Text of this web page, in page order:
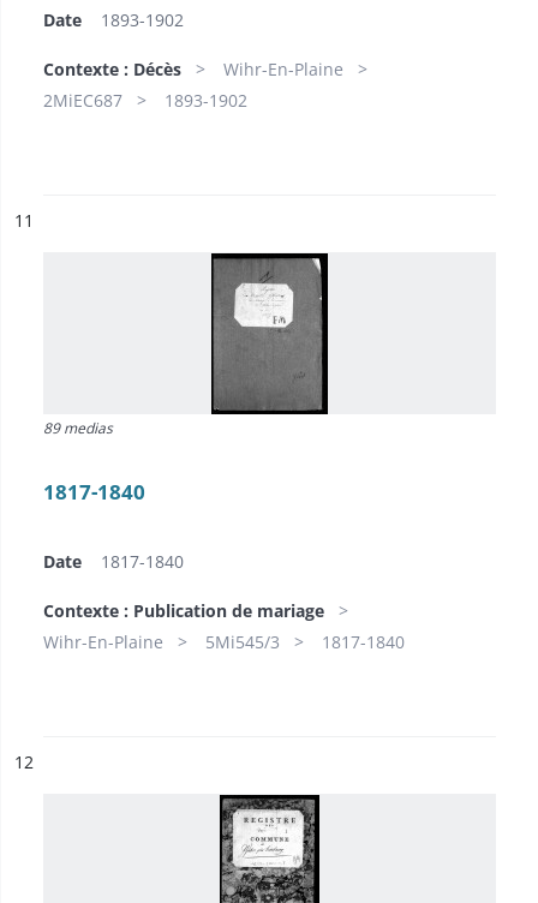
Date 1893-1902
Contexte : Décès
Wihr-En-Plaine
2MiEC687
1893-1902
n°
11
89 medias
1817-1840
Date 1817-1840
Contexte : Publication de mariage
Wihr-En-Plaine
5Mi545/3 1817-1840
n°
12